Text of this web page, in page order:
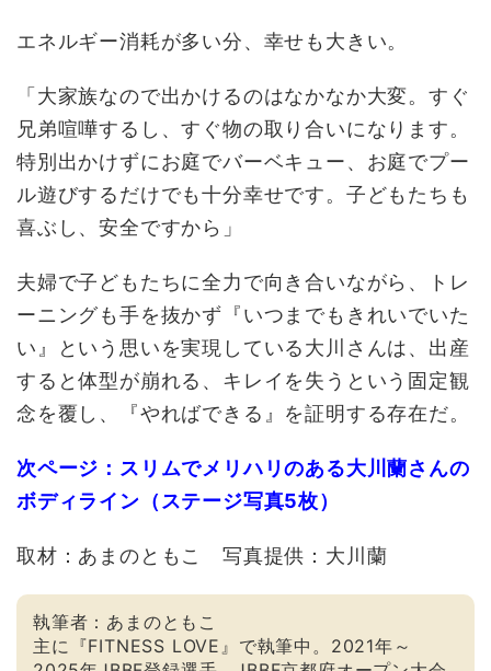
エネルギー消耗が多い分、幸せも大きい。
「大家族なので出かけるのはなかなか大変。すぐ
兄弟喧嘩するし、すぐ物の取り合いになります。
特別出かけずにお庭でバーベキュー、お庭でプー
ル遊びするだけでも十分幸せです。子どもたちも
喜ぶし、安全ですから」
夫婦で子どもたちに全力で向き合いながら、トレ
ーニングも手を抜かず『いつまでもきれいでいた
い』という思いを実現している大川さんは、出産
すると体型が崩れる、キレイを失うという固定観
念を覆し、『やればできる』を証明する存在だ。
次ページ：スリムでメリハリのある大川蘭さんの
ボディライン（ステージ写真5枚）
取材：あまのともこ 写真提供：大川蘭
執筆者：あまのともこ
主に『FITNESS LOVE』で執筆中。2021年～